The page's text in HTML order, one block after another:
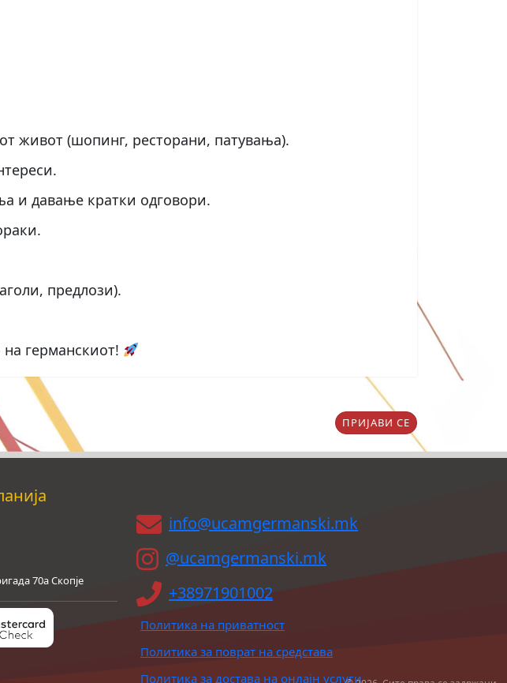
живот (шопинг, ресторани, патувања).
и давање кратки одговори.
предлози).
германскиот!
ПРИЈАВИ СЕ
70а Скопје
info@ucamgermanski.mk
@ucamgermanski.mk
+38971901002
Политика на приватност
Политика за поврат на средстава
Политика за достава на онлајн услуги